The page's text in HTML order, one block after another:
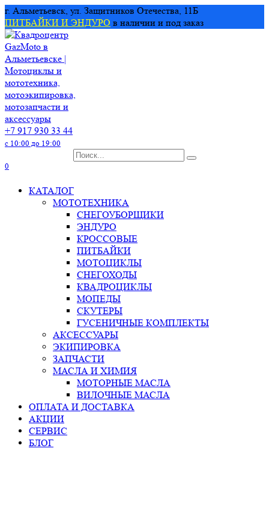
Перейти
к
содержанию
г. Альметьевск, ул. Защитников Отечества, 11Б
ПИТБАЙКИ И ЭНДУРО в наличии и под заказ
+7 917 930 33 44
с 10:00 до 19:00
Search
0
КАТАЛОГ
МОТОТЕХНИКА
СНЕГОУБОРЩИКИ
ЭНДУРО
КРОССОВЫЕ
ПИТБАЙКИ
МОТОЦИКЛЫ
СНЕГОХОДЫ
КВАДРОЦИКЛЫ
МОПЕДЫ
СКУТЕРЫ
ГУСЕНИЧНЫЕ КОМПЛЕКТЫ
АКСЕССУАРЫ
ЭКИПИРОВКА
ЗАПЧАСТИ
МАСЛА И ХИМИЯ
МОТОРНЫЕ МАСЛА
ВИЛОЧНЫЕ МАСЛА
ОПЛАТА И ДОСТАВКА
АКЦИИ
СЕРВИС
БЛОГ